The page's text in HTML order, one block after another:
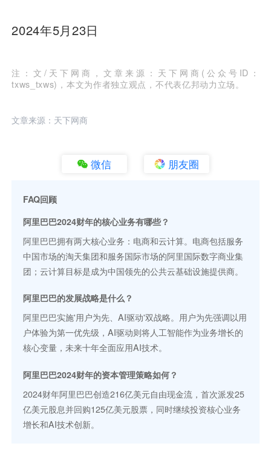
2024年5月23日
注：文/天下网商，文章来源：天下网商(公众号ID：
txws_txws)，本文为作者独立观点，不代表亿邦动力立场。
文章来源：天下网商
微信 朋友圈
FAQ回顾
阿里巴巴2024财年的核心业务有哪些？
阿里巴巴拥有两大核心业务：电商和云计算。电商包括服务
中国市场的淘天集团和服务国际市场的阿里国际数字商业集
团；云计算目标是成为中国领先的公共云基础设施提供商。
阿里巴巴的发展战略是什么？
阿里巴巴实施'用户为先、AI驱动'双战略。用户为先强调以用
户体验为第一优先级，AI驱动则将人工智能作为业务增长的
核心变量，未来十年全面应用AI技术。
阿里巴巴2024财年的资本管理策略如何？
2024财年阿里巴巴创造216亿美元自由现金流，首次派发25
亿美元股息并回购125亿美元股票，同时继续投资核心业务
增长和AI技术创新。